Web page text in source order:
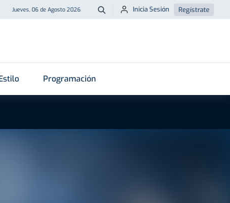
Jueves, 06 de Agosto 2026 Buscar
Inicia Sesión Regístrate
Programación